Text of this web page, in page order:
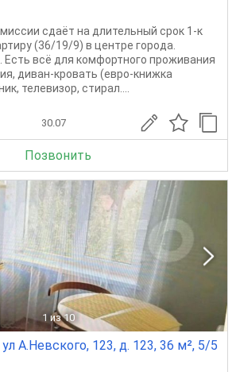
сдаёт на длительный срок 1-к
(36/19/9) в центре города.
Есть всё для комфортного проживания
диван-кровать (евро-книжка
телевизор, стирал....
30.07
Позвонить
1 из 10
А.Невского, 123, д. 123, 36 м², 5/5